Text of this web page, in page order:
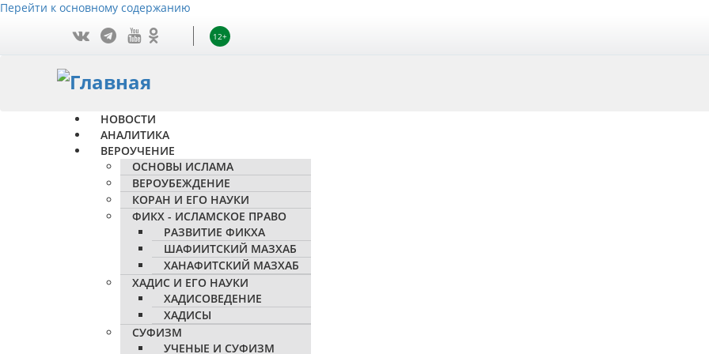
Перейти к основному содержанию
12+
НОВОСТИ
АНАЛИТИКА
ВЕРОУЧЕНИЕ
ОСНОВЫ ИСЛАМА
ВЕРОУБЕЖДЕНИЕ
КОРАН И ЕГО НАУКИ
ФИКХ - ИСЛАМСКОЕ ПРАВО
РАЗВИТИЕ ФИКХА
ШАФИИТСКИЙ МАЗХАБ
ХАНАФИТСКИЙ МАЗХАБ
ХАДИС И ЕГО НАУКИ
ХАДИСОВЕДЕНИЕ
ХАДИСЫ
СУФИЗМ
УЧЕНЫЕ И СУФИЗМ